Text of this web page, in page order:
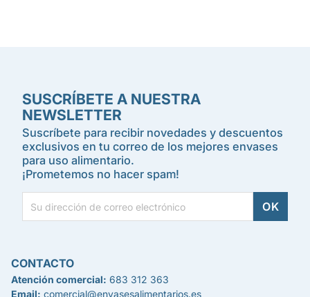
SUSCRÍBETE A NUESTRA
NEWSLETTER
Suscríbete para recibir novedades y descuentos
exclusivos en tu correo de los mejores envases
para uso alimentario.
¡Prometemos no hacer spam!
CONTACTO
Atención comercial: 683 312 363
Email: comercial@envasesalimentarios.es